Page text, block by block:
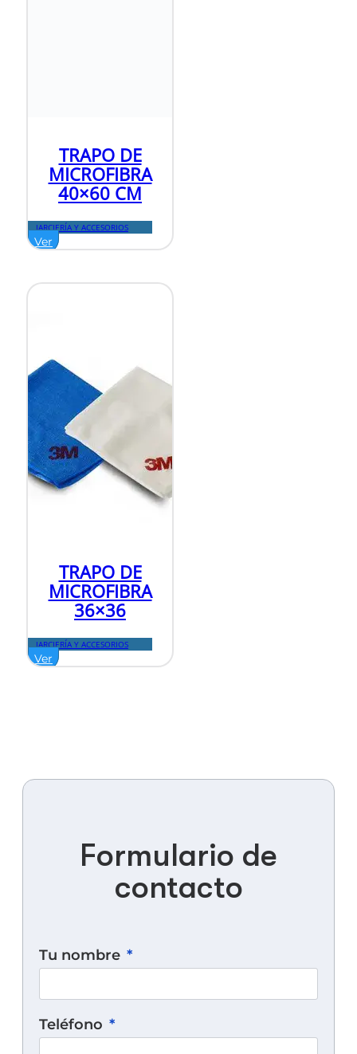
TRAPO DE
MICROFIBRA
40×60 CM
JARCIERÍA Y ACCESORIOS
Ver
TRAPO DE
MICROFIBRA
36×36
JARCIERÍA Y ACCESORIOS
Ver
Formulario de
contacto
Tu nombre
Teléfono